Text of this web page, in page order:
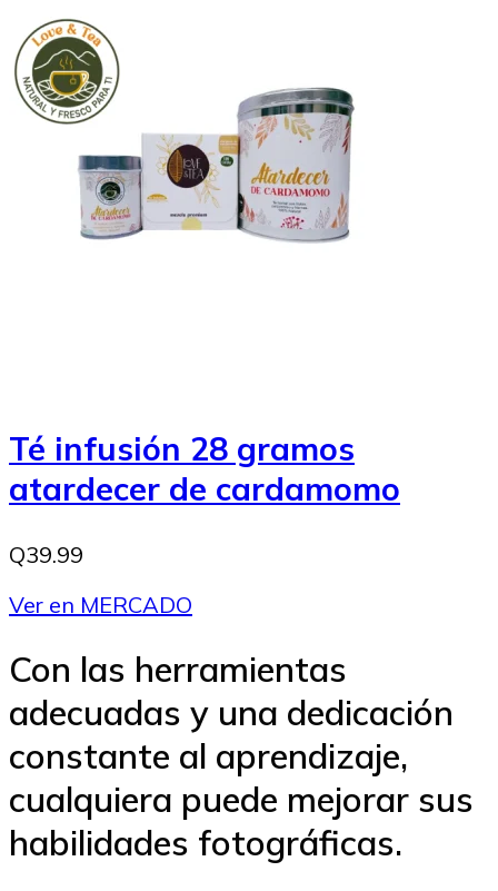
Té infusión 28 gramos
atardecer de cardamomo
Q39.99
Ver en MERCADO
Con las herramientas
adecuadas y una dedicación
constante al aprendizaje,
cualquiera puede mejorar sus
habilidades fotográficas.